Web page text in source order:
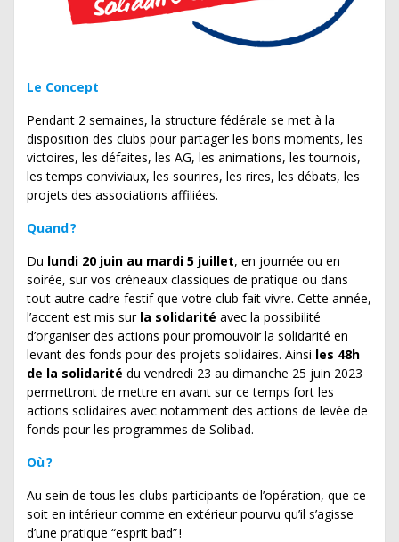
Le Concept
Pendant 2 semaines, la structure fédérale se met à la
disposition des clubs pour partager les bons moments, les
victoires, les défaites, les AG, les animations, les tournois,
les temps conviviaux, les sourires, les rires, les débats, les
projets des associations affiliées.
Quand ?
Du lundi 20 juin au mardi 5 juillet, en journée ou en
soirée, sur vos créneaux classiques de pratique ou dans
tout autre cadre festif que votre club fait vivre. Cette année,
l’accent est mis sur la solidarité avec la possibilité
d’organiser des actions pour promouvoir la solidarité en
levant des fonds pour des projets solidaires. Ainsi les 48h
de la solidarité du vendredi 23 au dimanche 25 juin 2023
permettront de mettre en avant sur ce temps fort les
actions solidaires avec notamment des actions de levée de
fonds pour les programmes de Solibad.
Où ?
Au sein de tous les clubs participants de l’opération, que ce
soit en intérieur comme en extérieur pourvu qu’il s’agisse
d’une pratique “esprit bad” !